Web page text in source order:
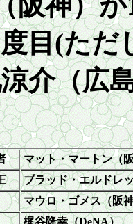
目(ただ
介（広
マット・マートン（
ブラッド・エルドレ
マウロ・ゴメス（阪
梶谷隆幸（DeNA）